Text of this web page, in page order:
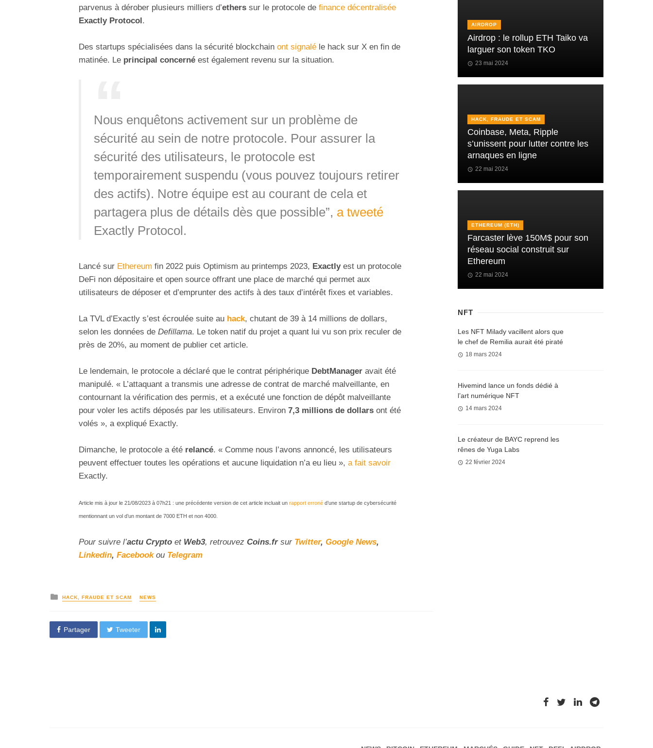
parvenus à dérober plusieurs milliers d’ethers sur le protocole de finance décentralisée
Exactly Protocol.
Des startups spécialisées dans la sécurité blockchain ont signalé le hack sur X en fin de
matinée. Le principal concerné est également revenu sur la situation.
Nous enquêtons activement sur un problème de
sécurité au sein de notre protocole. Pour assurer la
sécurité des utilisateurs, le protocole est
temporairement suspendu (vous pouvez toujours retirer
des actifs). Notre équipe est au courant de cela et
partagera plus de détails dès que possible”, a tweeté
Exactly Protocol.
Lancé sur Ethereum fin 2022 puis Optimism au printemps 2023, Exactlyest un protocole
DeFi non dépositaire et open source offrant une place de marché qui permet aux
utilisateurs de déposer et d’emprunter des actifs à des taux d’intérêt fixes et variables.
La TVL d’Exactly s’est écroulée suite au hack, chutant de 39 à 14 millions de dollars,
selon les données de Defillama. Le token natif du projet a quant lui vu son prix reculer de
près de 20%, au moment de publier cet article.
Le lendemain, le protocole a déclaré que le contrat périphérique DebtManager avait été
manipulé. « L’attaquant a transmis une adresse de contrat de marché malveillante, en
contournant la vérification des permis, et a exécuté une fonction de dépôt malveillante
pour voler les actifs déposés par les utilisateurs. Environ 7,3 millions de dollars ont été
volés », a expliqué Exactly.
Dimanche, le protocole a été relancé. « Comme nous l’avons annoncé, les utilisateurs
peuvent effectuer toutes les opérations et aucune liquidation n’a eu lieu », a fait savoir
Exactly.
Article mis à jour le 21/08/2023 à 07h21 : une précédente version de cet article incluait un rapport erroné d’une startup de cybersécurité
mentionnant un vol d’un montant de 7000 ETH et non 4000.
Pour suivre l’actu Crypto et Web3, retrouvez Coins.fr sur Twitter, Google News,
Linkedin, Facebookou Telegram
HACK, FRAUDE ET SCAM NEWS
Partager Tweeter
AIRDROP
Airdrop : le rollup ETH Taiko va
larguer son token TKO
23 mai 2024
HACK, FRAUDE ET SCAM
Coinbase, Meta, Ripple
s’unissent pour lutter contre les
arnaques en ligne
22 mai 2024
ETHEREUM (ETH)
Farcaster lève 150M$ pour son
réseau social construit sur
Ethereum
22 mai 2024
NFT
Les NFT Milady vacillent alors que
le chef de Remilia aurait été piraté
18 mars 2024
Hivemind lance un fonds dédié à
l’art numérique NFT
14 mars 2024
Le créateur de BAYC reprend les
rênes de Yuga Labs
22 février 2024